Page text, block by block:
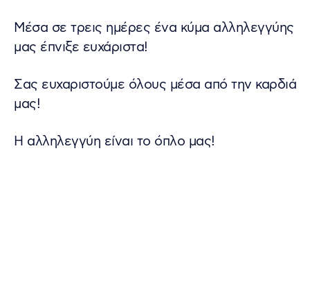
Μέσα σε τρεις ημέρες ένα κύμα αλληλεγγύης
μας έπνιξε ευχάριστα!
Σας ευχαριστούμε όλους μέσα από την καρδιά
μας!
Η αλληλεγγύη είναι το όπλο μας!